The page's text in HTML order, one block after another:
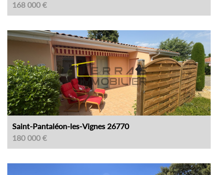
168 000 €
Saint-Pantaléon-les-Vignes 26770
180 000 €